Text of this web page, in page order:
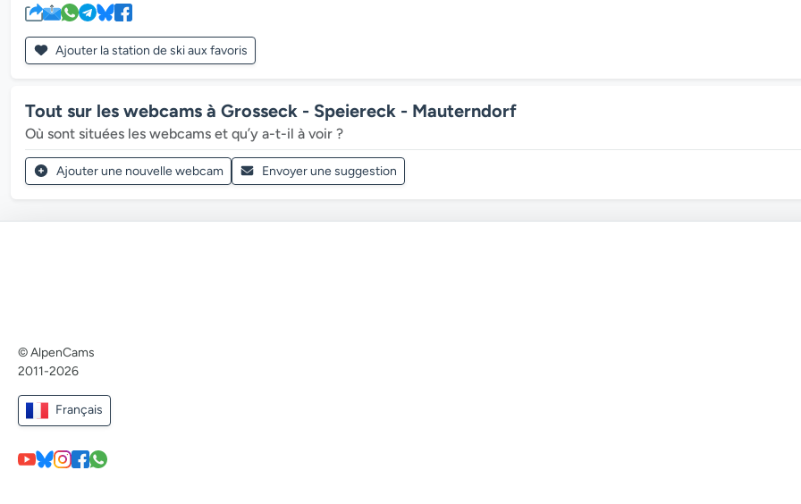
Ajouter la station de ski aux favoris
Tout sur les webcams à Grosseck - Speiereck - Mauterndorf
Où sont situées les webcams et qu’y a-t-il à voir ?
Ajouter une nouvelle webcam Envoyer une suggestion
© AlpenCams
2011-2026
Français